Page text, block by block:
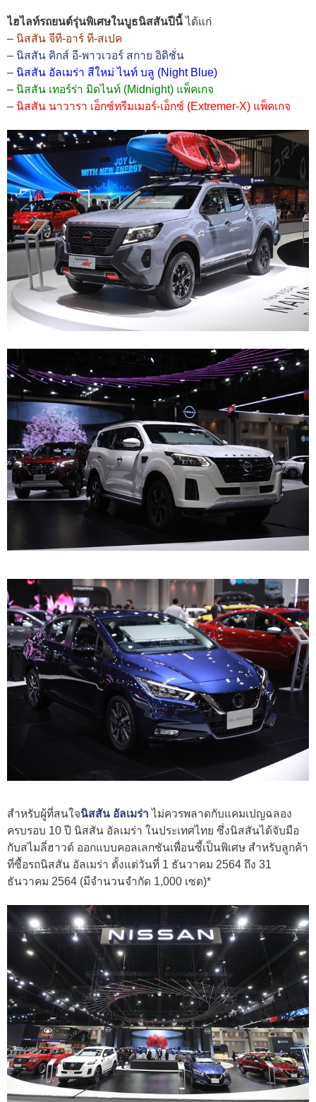
ไฮไลท์รถยนต์รุ่นพิเศษในบูธนิสสันปีนี้ ได้แก่
– นิสสัน จีที-อาร์ ที-สเปค
– นิสสัน คิกส์ อี-พาวเวอร์ สกาย อิดิชั่น
– นิสสัน อัลเมร่า สีใหม่ ไนท์ บลู (Night Blue)
– นิสสัน เทอร์ร่า มิดไนท์ (Midnight) แพ็คเกจ
– นิสสัน นาวารา เอ็กซ์ทรีมเมอร์-เอ็กซ์ (Extremer-X) แพ็คเกจ
สำหรับผู้ที่สนใจนิสสัน อัลเมร่า ไม่ควรพลาดกับแคมเปญฉลอง
ครบรอบ 10 ปี นิสสัน อัลเมร่า ในประเทศไทย ซึ่งนิสสันได้จับมือ
กับสไมลี่ฮาวด์ ออกแบบคอลเลกชันเพื่อนซี้เป็นพิเศษ สำหรับลูกค้า
ที่ซื้อรถนิสสัน อัลเมร่า ตั้งแต่วันที่ 1 ธันวาคม 2564 ถึง 31
ธันวาคม 2564 (มีจำนวนจำกัด 1,000 เซต)*